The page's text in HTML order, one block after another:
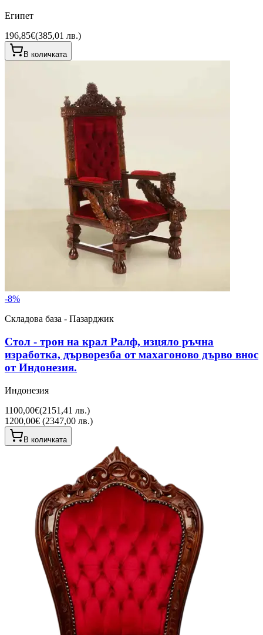
Египет
196,85€(385,01 лв.)
В количката
-8%
Складова база - Пазарджик
Стол - трон на крал Ралф, изцяло ръчна
изработка, дърворезба от махагоново дърво внос
от Индонезия.
Индонезия
1100,00€(2151,41 лв.)
1200,00€ (2347,00 лв.)
В количката